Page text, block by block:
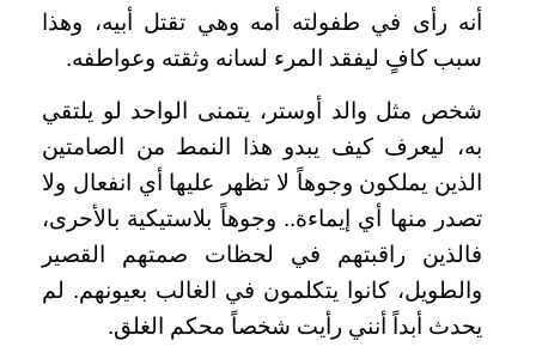
أنه رأى في طفولته أمه وهي تقتل أبيه، وهذا
سبب كافٍ ليفقد المرء لسانه وثقته وعواطفه.
شخص مثل والد أوستر، يتمنى الواحد لو يلتقي
به، ليعرف كيف يبدو هذا النمط من الصامتين
الذين يملكون وجوهاً لا تظهر عليها أي انفعال ولا
تصدر منها أي إيماءة.. وجوهاً بلاستيكية بالأحرى،
فالذين راقبتهم في لحظات صمتهم القصير
والطويل، كانوا يتكلمون في الغالب بعيونهم. لم
يحدث أبداً أنني رأيت شخصاً محكم الغلق.